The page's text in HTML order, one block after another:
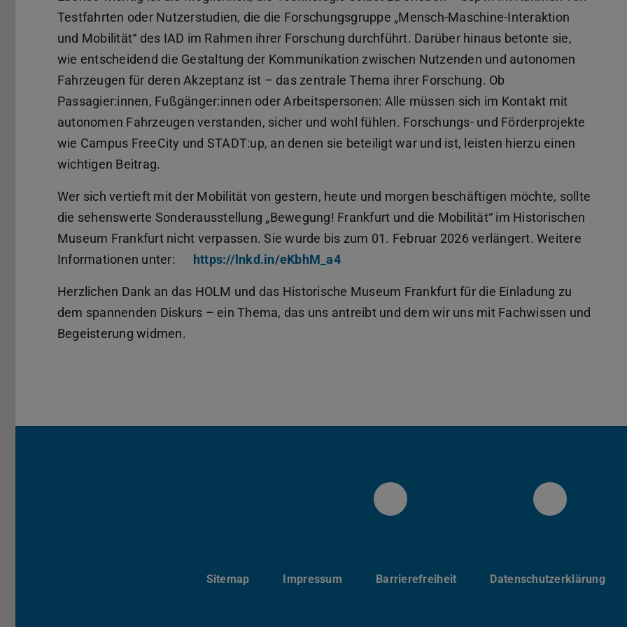
Testfahrten oder Nutzerstudien, die die Forschungsgruppe „Mensch-Maschine-Interaktion
und Mobilität“ des IAD im Rahmen ihrer Forschung durchführt. Darüber hinaus betonte sie,
wie entscheidend die Gestaltung der Kommunikation zwischen Nutzenden und autonomen
Fahrzeugen für deren Akzeptanz ist – das zentrale Thema ihrer Forschung. Ob
Passagier:innen, Fußgänger:innen oder Arbeitspersonen: Alle müssen sich im Kontakt mit
autonomen Fahrzeugen verstanden, sicher und wohl fühlen. Forschungs- und Förderprojekte
wie Campus FreeCity und STADT:up, an denen sie beteiligt war und ist, leisten hierzu einen
wichtigen Beitrag.
Wer sich vertieft mit der Mobilität von gestern, heute und morgen beschäftigen möchte, sollte
die sehenswerte Sonderausstellung „Bewegung! Frankfurt und die Mobilität“ im Historischen
Museum Frankfurt nicht verpassen. Sie wurde bis zum 01. Februar 2026 verlängert. Weitere
Informationen unter:
https://lnkd.in/eKbhM_a4
Herzlichen Dank an das HOLM und das Historische Museum Frankfurt für die Einladung zu
dem spannenden Diskurs – ein Thema, das uns antreibt und dem wir uns mit Fachwissen und
Begeisterung widmen.
IAD Twitter IAD
Sitemap Impressum Barrierefreiheit Datenschutzerklärung